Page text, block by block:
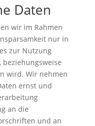
Daten
wir im Rahmen
nur in
zur Nutzung
wird. Wir nehmen
ernst und
an die
und an